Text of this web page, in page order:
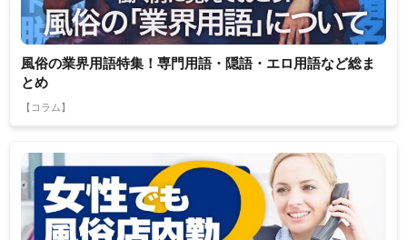
風俗の業界用語特集！専門用語・隠語・エロ用語など総ま
とめ
【コラム】